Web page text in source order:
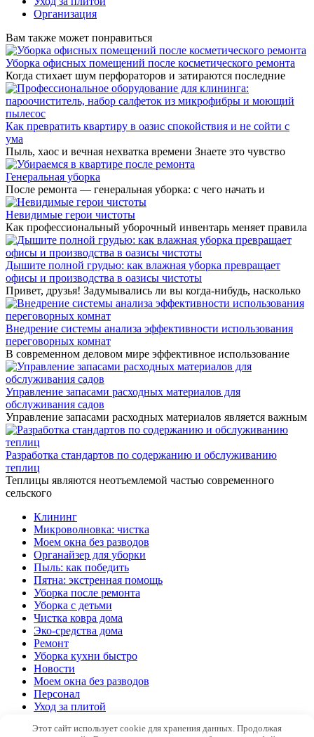
Организация
Вам также может понравиться
Уборка офисных помещений после косметического ремонта
Когда стихает шум перфораторов и затираются последние
Как превратить квартиру в оазис спокойствия и не сойти с
ума
Пыль, хаос и вечная нехватка времени Знаете это чувство
Генеральная уборка
После ремонта — генеральная уборка: с чего начать и
Невидимые герои чистоты
Как профессиональный уборочный инвентарь меняет правила
Дышите полной грудью: как влажная уборка превращает
офисы и производства в оазисы чистоты
Привет, друзья! Задумывались ли вы когда-нибудь, насколько
Внедрение системы анализа эффективности использования
переговорных комнат
В современном деловом мире эффективное использование
Управление запасами расходных материалов для
обслуживания садов
Управление запасами расходных материалов является важным
Разработка стандартов по содержанию и обслуживанию
теплиц
Теплицы являются неотъемлемой частью современного
сельского
Клининг
Микроволновка: чистка
Моем окна без разводов
Органайзер для уборки
Пыль: как победить
Пятна: экстренная помощь
Уборка после ремонта
Уборка с детьми
Чистка ковра дома
Эко-средства дома
Ремонт
Уборка кухни быстро
Новости
Моем окна без разводов
Персонал
Уход за плитой
Этот сайт использует cookie для хранения данных. Продолжая